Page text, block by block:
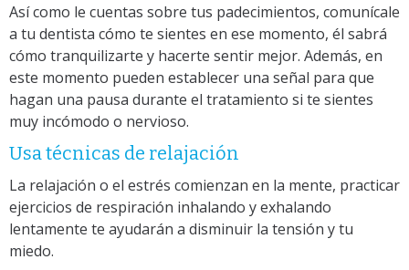
Así como le cuentas sobre tus padecimientos, comunícale
a tu dentista cómo te sientes en ese momento, él sabrá
cómo tranquilizarte y hacerte sentir mejor. Además, en
este momento pueden establecer una señal para que
hagan una pausa durante el tratamiento si te sientes
muy incómodo o nervioso.
Usa técnicas de relajación
La relajación o el estrés comienzan en la mente, practicar
ejercicios de respiración inhalando y exhalando
lentamente te ayudarán a disminuir la tensión y tu
miedo.